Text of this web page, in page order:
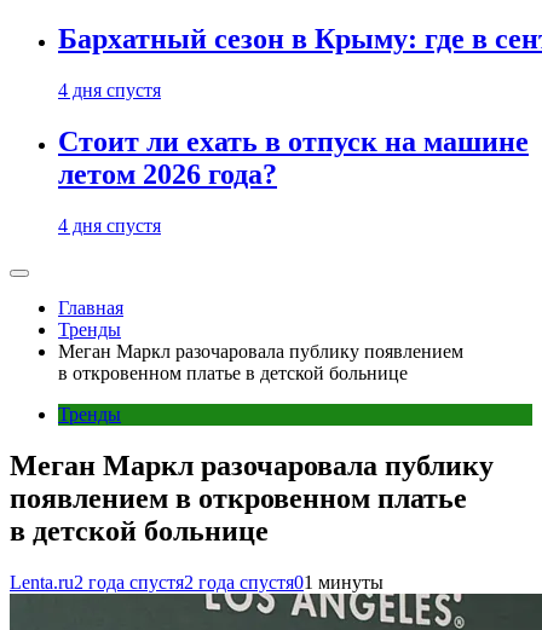
Бархатный сезон в Крыму: где в
4 дня спустя
Стоит ли ехать в отпуск на машине
летом 2026 года?
4 дня спустя
Главная
Тренды
Меган Маркл разочаровала публику появлением
в откровенном платье в детской больнице
Тренды
Меган Маркл разочаровала публику
появлением в откровенном платье
в детской больнице
Lenta.ru2 года спустя2 года спустя01 минуты